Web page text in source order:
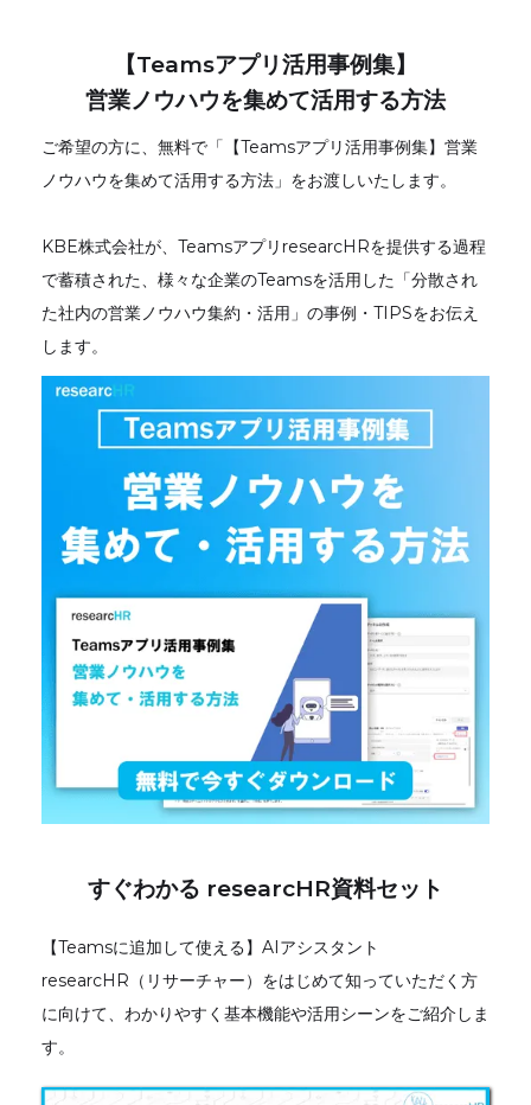
【Teamsアプリ活用事例集】
営業ノウハウを集めて活用する方法
ご希望の方に、無料で「【Teamsアプリ活用事例集】営業
ノウハウを集めて活用する方法」をお渡しいたします。
KBE株式会社が、TeamsアプリresearcHRを提供する過程
で蓄積された、様々な企業のTeamsを活用した「分散され
た社内の営業ノウハウ集約・活用」の事例・TIPSをお伝え
します。
すぐわかる researcHR資料セット
【Teamsに追加して使える】AIアシスタント
researcHR（リサーチャー）をはじめて知っていただく方
に向けて、わかりやすく基本機能や活用シーンをご紹介しま
す。